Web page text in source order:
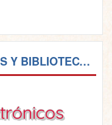
RECURSOS ELECTRÓNICOS Y BIBLIOTECAS VIRTUALES